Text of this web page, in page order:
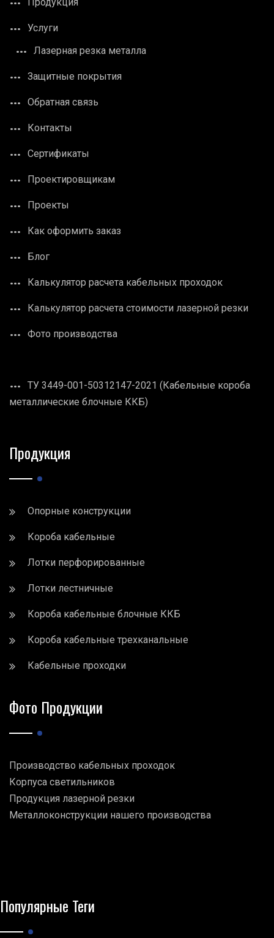
Продукция
Услуги
Лазерная резка металла
Защитные покрытия
Обратная связь
Контакты
Сертификаты
Проектировщикам
Проекты
Как оформить заказ
Блог
Калькулятор расчета кабельных проходок
Калькулятор расчета стоимости лазерной резки
Фото производства
ТУ 3449-001-50312147-2021 (Кабельные короба
металлические блочные ККБ)
Продукция
Опорные конструкции
Короба кабельные
Лотки перфорированные
Лотки лестничные
Короба кабельные блочные ККБ
Короба кабельные трехканальные
Кабельные проходки
Фото Продукции
Производство кабельных проходок
Корпуса светильников
Продукция лазерной резки
Металлоконструкции нашего производства
Популярные Теги